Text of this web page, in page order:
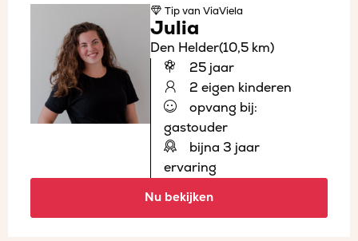
Tipvan ViaViela
Julia
Den Helder(10,5 km)
25 jaar
2 eigen kinderen
opvang bij:
gastouder
bijna 3 jaar
ervaring
Nu bekijken